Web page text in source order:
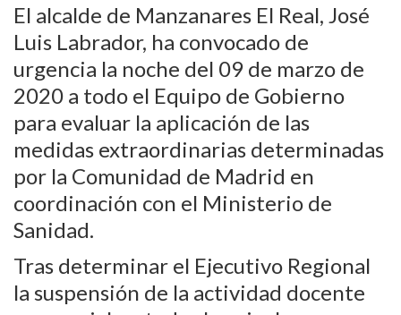
El alcalde de Manzanares El Real, José
Luis Labrador, ha convocado de
urgencia la noche del 09 de marzo de
2020 a todo el Equipo de Gobierno
para evaluar la aplicación de las
medidas extraordinarias determinadas
por la Comunidad de Madrid en
coordinación con el Ministerio de
Sanidad.
Tras determinar el Ejecutivo Regional
la suspensión de la actividad docente